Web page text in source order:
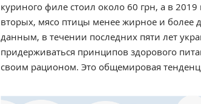
куриного филе стоил около 60 грн, а в
вторых, мясо птицы менее жирное и более
данным, в течении последних пяти лет
придерживаться принципов здорового
своим рационом. Это общемировая